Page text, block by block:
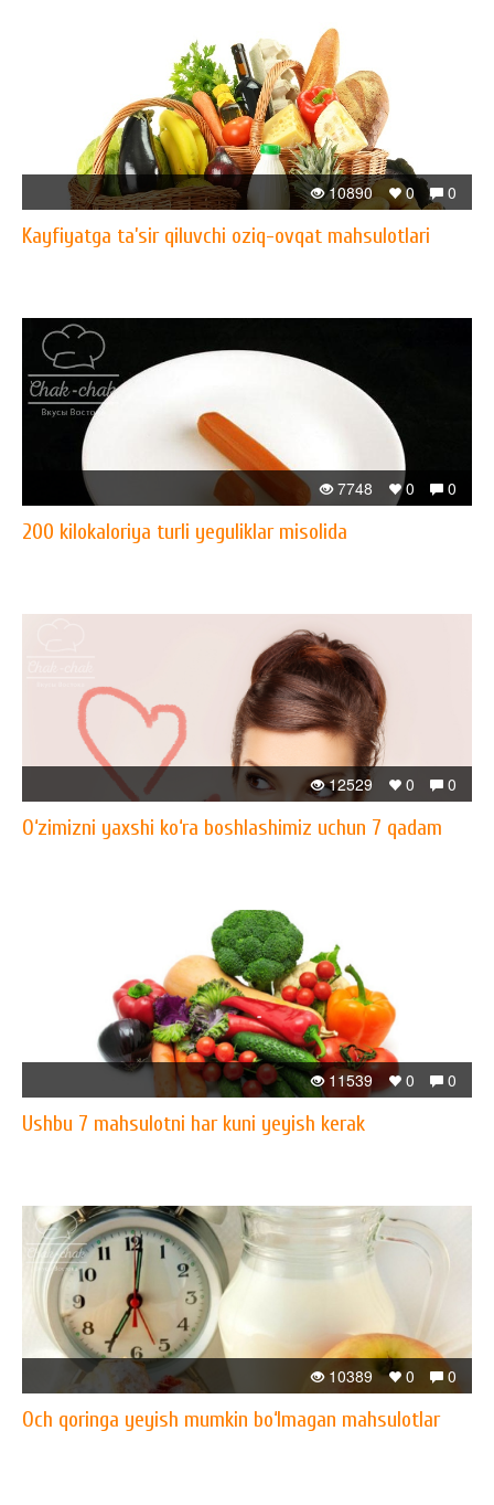
0
0
10890
Kayfiyatga ta’sir qiluvchi oziq-ovqat mahsulotlari
0
0
7748
200 kilokaloriya turli yeguliklar misolida
0
0
12529
O‘zimizni yaxshi ko‘ra boshlashimiz uchun 7 qadam
0
0
11539
Ushbu 7 mahsulotni har kuni yeyish kerak
0
0
10389
Och qoringa yeyish mumkin bo‘lmagan mahsulotlar